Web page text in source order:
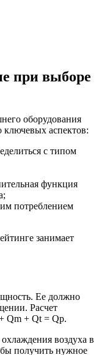
при выборе
оборудования
ключевых аспектов:
с типом
функция
потреблением
занимает
Ее должно
Расчет
Qm + Qt = Qр.
воздуха в
получить нужное